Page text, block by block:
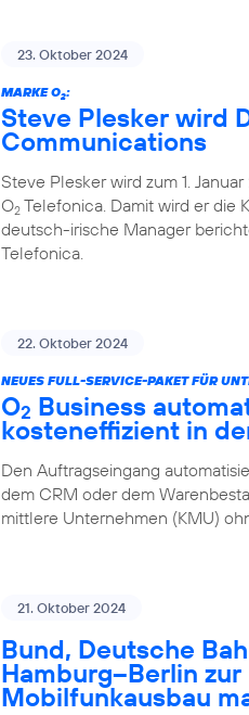
23. Oktober 2024
MARKE O2:
Steve Plesker wird
Communications
Steve Plesker wird zum 1.
O2 Telefonica. Damit wird er die
deutsch-irische Manager
Telefonica.
22. Oktober 2024
NEUES FULL-SERVICE-PAKET FÜR
O2 Business
kosteneffizient in
Den Auftragseingang
dem CRM oder dem
mittlere Unternehmen (KMU)
21. Oktober 2024
Bund, Deutsche
Hamburg–Berlin
Mobilfunkausbau